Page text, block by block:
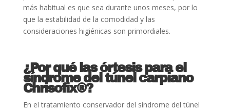
más habitual es que sea durante unos meses, por lo
que la estabilidad de la comodidad y las
consideraciones higiénicas son primordiales.
¿Por qué las órtesis para el
síndrome del túnel carpiano
Chrisofix®?
En el tratamiento conservador del síndrome del túnel